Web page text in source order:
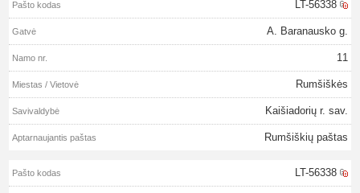
LT-56338
A. Baranausko g.
11
Rumšiškės
Kaišiadorių r. sav.
Rumšiškių paštas
LT-56338